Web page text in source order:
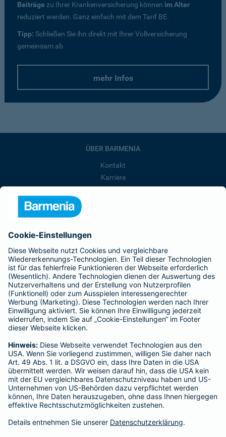
Beiträge zu Ihrer Krankenversicherung können im Alter
reduziert werden. Ganz einfach mit dem Tarif BE.
Tipp: Schließen Sie ihn direkt mit Ihrer Vollversicherung
gemeinsam ab.
mehr Infos
ÜBER BARMENIA
Kontakt
Karriere
Barmenia ist Teil der BarmeniaGothaer
BELIEBTE SEITEN
Kranken-Zusatzversicherung
Tierversicherungen
Haftpflichtversicherung
Hausratversicherung
Adresse ändern
Schaden melden
Kilometerstandsmeldung
Serviceübersicht